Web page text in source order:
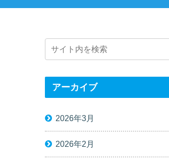
アーカイブ
2026年3月
2026年2月